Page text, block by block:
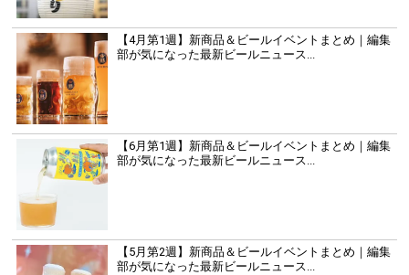
【4月第1週】新商品＆ビールイベントまとめ｜編集
部が気になった最新ビールニュース...
【6月第1週】新商品＆ビールイベントまとめ｜編集
部が気になった最新ビールニュース...
【5月第2週】新商品＆ビールイベントまとめ｜編集
部が気になった最新ビールニュース...